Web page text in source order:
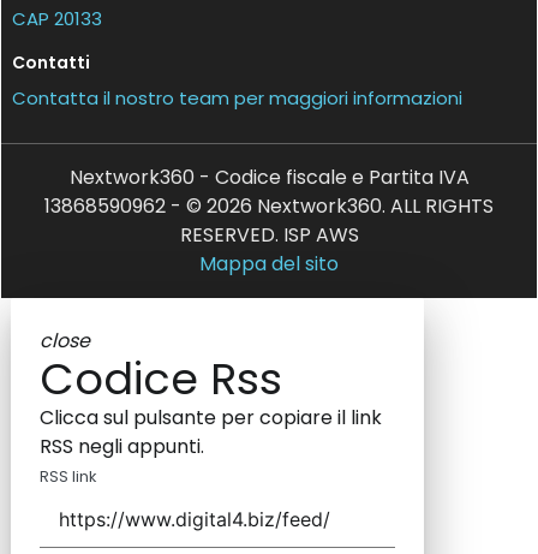
CAP 20133
Contatti
Contatta il nostro team per maggiori informazioni
Nextwork360 - Codice fiscale e Partita IVA
13868590962 - © 2026 Nextwork360. ALL RIGHTS
RESERVED. ISP AWS
Mappa del sito
close
Codice Rss
Clicca sul pulsante per copiare il link
RSS negli appunti.
RSS link